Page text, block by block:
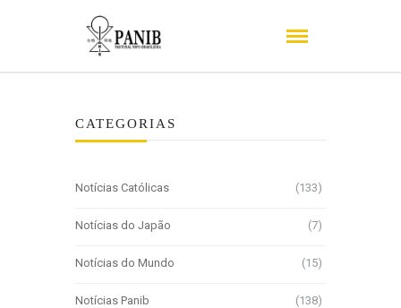
CATEGORIAS
Notícias Católicas (133)
Notícias do Japão (7)
Notícias do Mundo (15)
Notícias Panib (138)